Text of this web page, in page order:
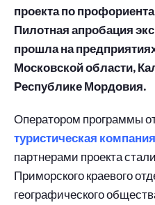
проекта по
Пилотная апробация
прошла на
Московской области,
Республике Мордовия.
Оператором программы
туристическая
партнерами проекта
Приморского краевого
географического